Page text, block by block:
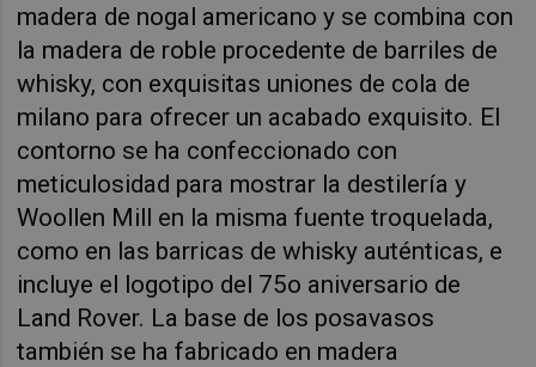
madera de nogal americano y se combina con
la madera de roble procedente de barriles de
whisky, con exquisitas uniones de cola de
milano para ofrecer un acabado exquisito. El
contorno se ha confeccionado con
meticulosidad para mostrar la destilería y
Woollen Mill en la misma fuente troquelada,
como en las barricas de whisky auténticas, e
incluye el logotipo del 75o aniversario de
Land Rover. La base de los posavasos
también se ha fabricado en madera